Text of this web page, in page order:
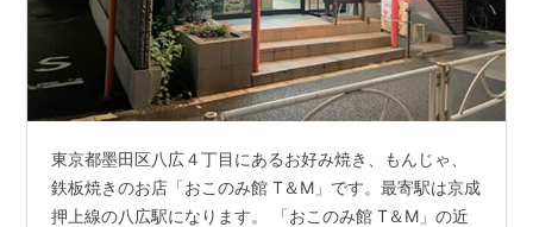
東京都墨田区八広４丁目にあるお好み焼き、もんじゃ、
鉄板焼きのお店「おこのみ館 T＆M」です。最寄駅は京成
押上線の八広駅になります。 「おこのみ館 T＆M」の近